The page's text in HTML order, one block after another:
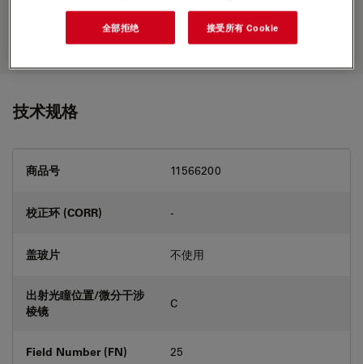
ourObjective Finder, compare
alternatives, and find the best fit for
your needs.
技术规格
商品号 11566200
校正环 (CORR) -
盖玻片 不使用
出射光瞳位置/微分干涉
棱镜
C
Field Number (FN) 25
全部拒绝 接受所有 Cookie